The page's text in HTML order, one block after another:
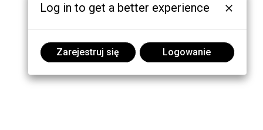
Log in to get a better experience
Zarejestruj się Logowanie